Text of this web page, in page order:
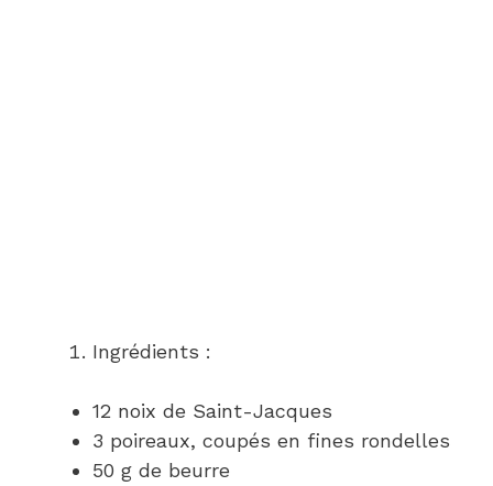
Ingrédients :
12 noix de Saint-Jacques
3 poireaux, coupés en fines rondelles
50 g de beurre